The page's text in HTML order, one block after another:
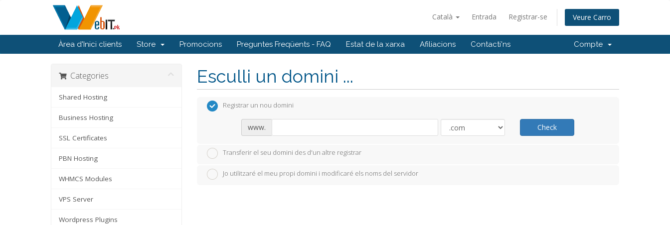
Català Entrada Registrar-se Veure Carro
Àrea d'Inici clients Store Promocions Preguntes Freqüents - FAQ Estat de la xarxa Afiliacions Contacti'ns Compte
Categories
Shared Hosting
Business Hosting
SSL Certificates
PBN Hosting
WHMCS Modules
VPS Server
Wordpress Plugins
Esculli un domini ...
Registrar un nou domini
www. Check
Transferir el seu domini des d'un altre registrar
Jo utilitzaré el meu propi domini i modificaré els noms del servidor